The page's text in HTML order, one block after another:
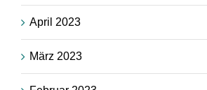
April 2023
März 2023